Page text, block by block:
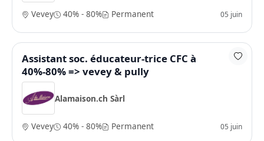
Vevey 40% - 80% Permanent 05 juin
Assistant soc. éducateur-trice CFC à
40%-80% => vevey & pully
Alamaison.ch Sàrl
Vevey 40% - 80% Permanent 05 juin